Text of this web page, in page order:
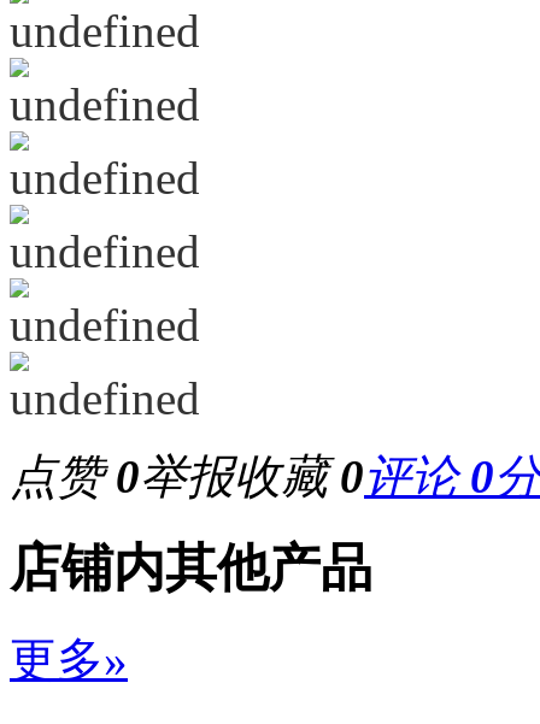
点赞0举报收藏0评论0
店铺内其他产品
更多»